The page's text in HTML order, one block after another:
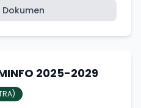
Dokumen
2025-2029